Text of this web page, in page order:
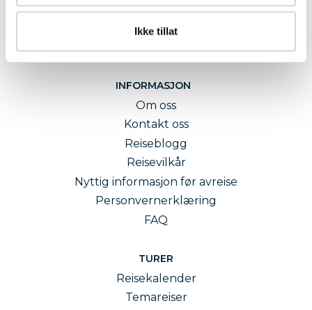
Ikke tillat
INFORMASJON
Om oss
Kontakt oss
Reiseblogg
Reisevilkår
Nyttig informasjon før avreise
Personvernerklæring
FAQ
TURER
Reisekalender
Temareiser